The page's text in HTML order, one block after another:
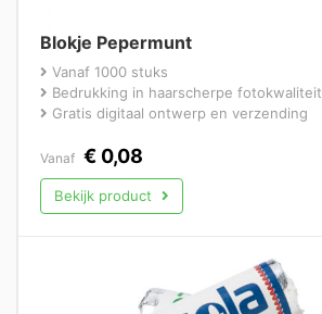
Blokje Pepermunt
Vanaf 1000 stuks
Bedrukking in haarscherpe fotokwaliteit
Gratis digitaal ontwerp en verzending
Vanaf € 0,08
Bekijk product